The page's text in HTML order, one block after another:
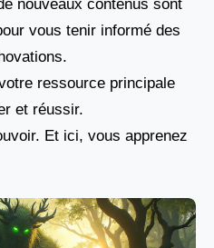
nouveaux contenus sont
vous tenir informé des
ressource principale
et réussir.
Et ici, vous apprenez